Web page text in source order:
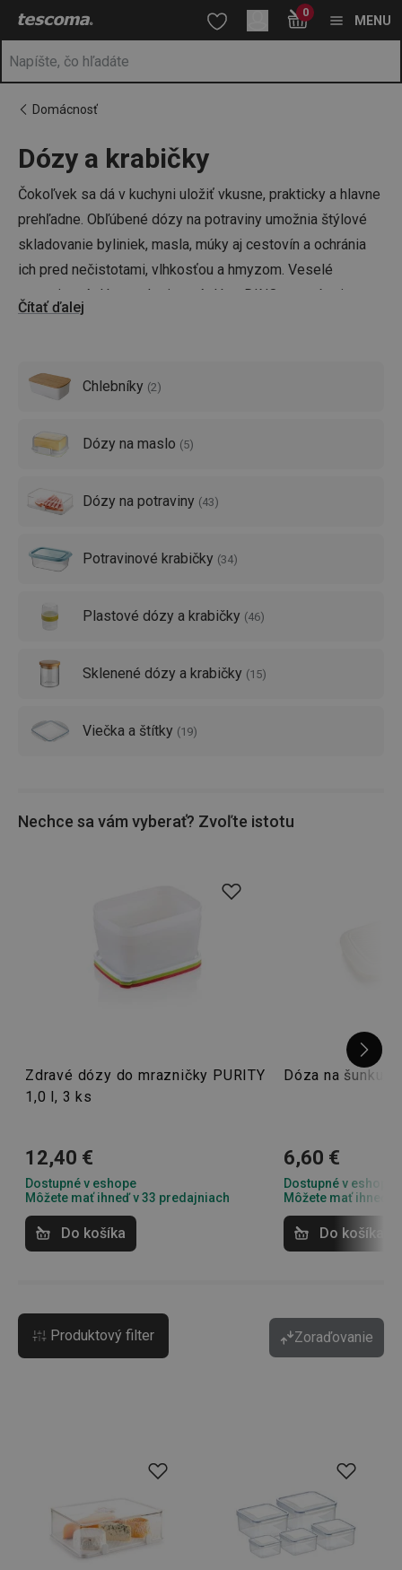
Nachádzate sa na stránke Dózy na potraviny - rôzne veľkosti ✅
Prejsť na hlavný obsah
Prejsť na vyhľadávanie
Prejsť na navigáciu 0
MENU
Domácnosť
Dózy a krabičky
Čokoľvek sa dá v kuchyni uložiť vkusne, prakticky a hlavne
prehľadne. Obľúbené dózy na potraviny umožnia štýlové
skladovanie byliniek, masla, múky aj cestovín a ochránia
ich pred nečistotami, vlhkosťou a hmyzom. Veselé
potravinové dózy – desiatové dózy DINO s motívmi
dinosaurej rodinky potom ocenia všetci, ktorí majú doma
Robíte si poriadok v kuchyni a v kuchynskom riade?
a stojany na nožealebo náš
Čítať ďalej
Chlebníky (2)
Dózy na maslo (5)
Dózy na potraviny (43)
Potravinové krabičky (34)
Plastové dózy a krabičky (46)
Sklenené dózy a krabičky (15)
Viečka a štítky (19)
Nechce sa vám vyberať? Zvoľte istotu
Zdravé dózy do mrazničky PURITY
1,0 l, 3 ks
12,40 €
Dostupné v eshope
Môžete mať ihneď v 33 predajniach
Do košíka
Dóza na šunku/
6,60 €
Dostupné v eshope
Môžete mať ihneď
Do košíka
Produktový filter Zoraďovanie